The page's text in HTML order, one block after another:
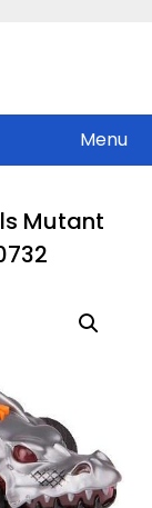
Menu
Mutant